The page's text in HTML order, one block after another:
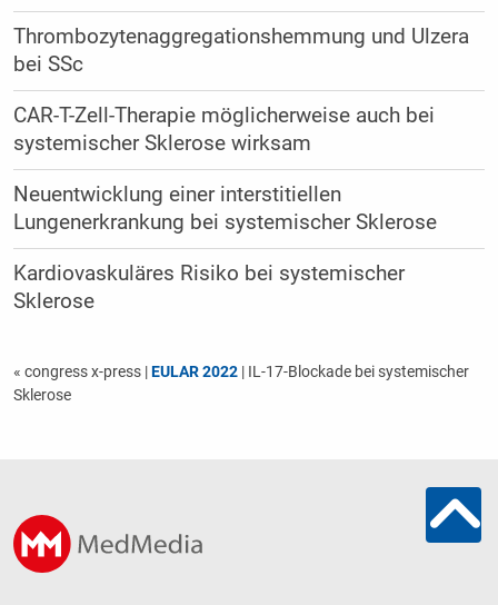
Thrombozytenaggregationshemmung und Ulzera
bei SSc
CAR-T-Zell-Therapie möglicherweise auch bei
systemischer Sklerose wirksam
Neuentwicklung einer interstitiellen
Lungenerkrankung bei systemischer Sklerose
Kardiovaskuläres Risiko bei systemischer
Sklerose
« congress x-press |EULAR 2022| IL-17-Blockade bei systemischer
Sklerose